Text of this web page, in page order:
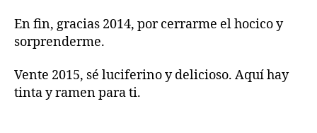
En fin, gracias 2014, por cerrarme el hocico y
sorprenderme.
Vente 2015, sé luciferino y delicioso. Aquí hay
tinta y ramen para ti.